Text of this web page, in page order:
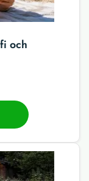
och